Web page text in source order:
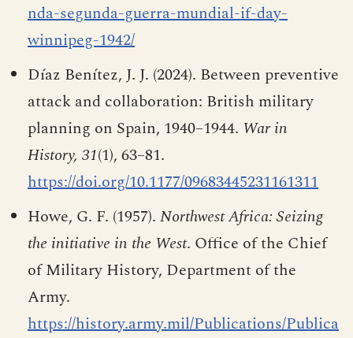
nda-segunda-guerra-mundial-if-day-
winnipeg-1942/
Díaz Benítez, J. J. (2024). Between preventive
attack and collaboration: British military
planning on Spain, 1940–1944. War in
History, 31(1), 63–81.
https://doi.org/10.1177/09683445231161311
Howe, G. F. (1957). Northwest Africa: Seizing
the initiative in the West. Office of the Chief
of Military History, Department of the
Army.
https://history.army.mil/Publications/Publica